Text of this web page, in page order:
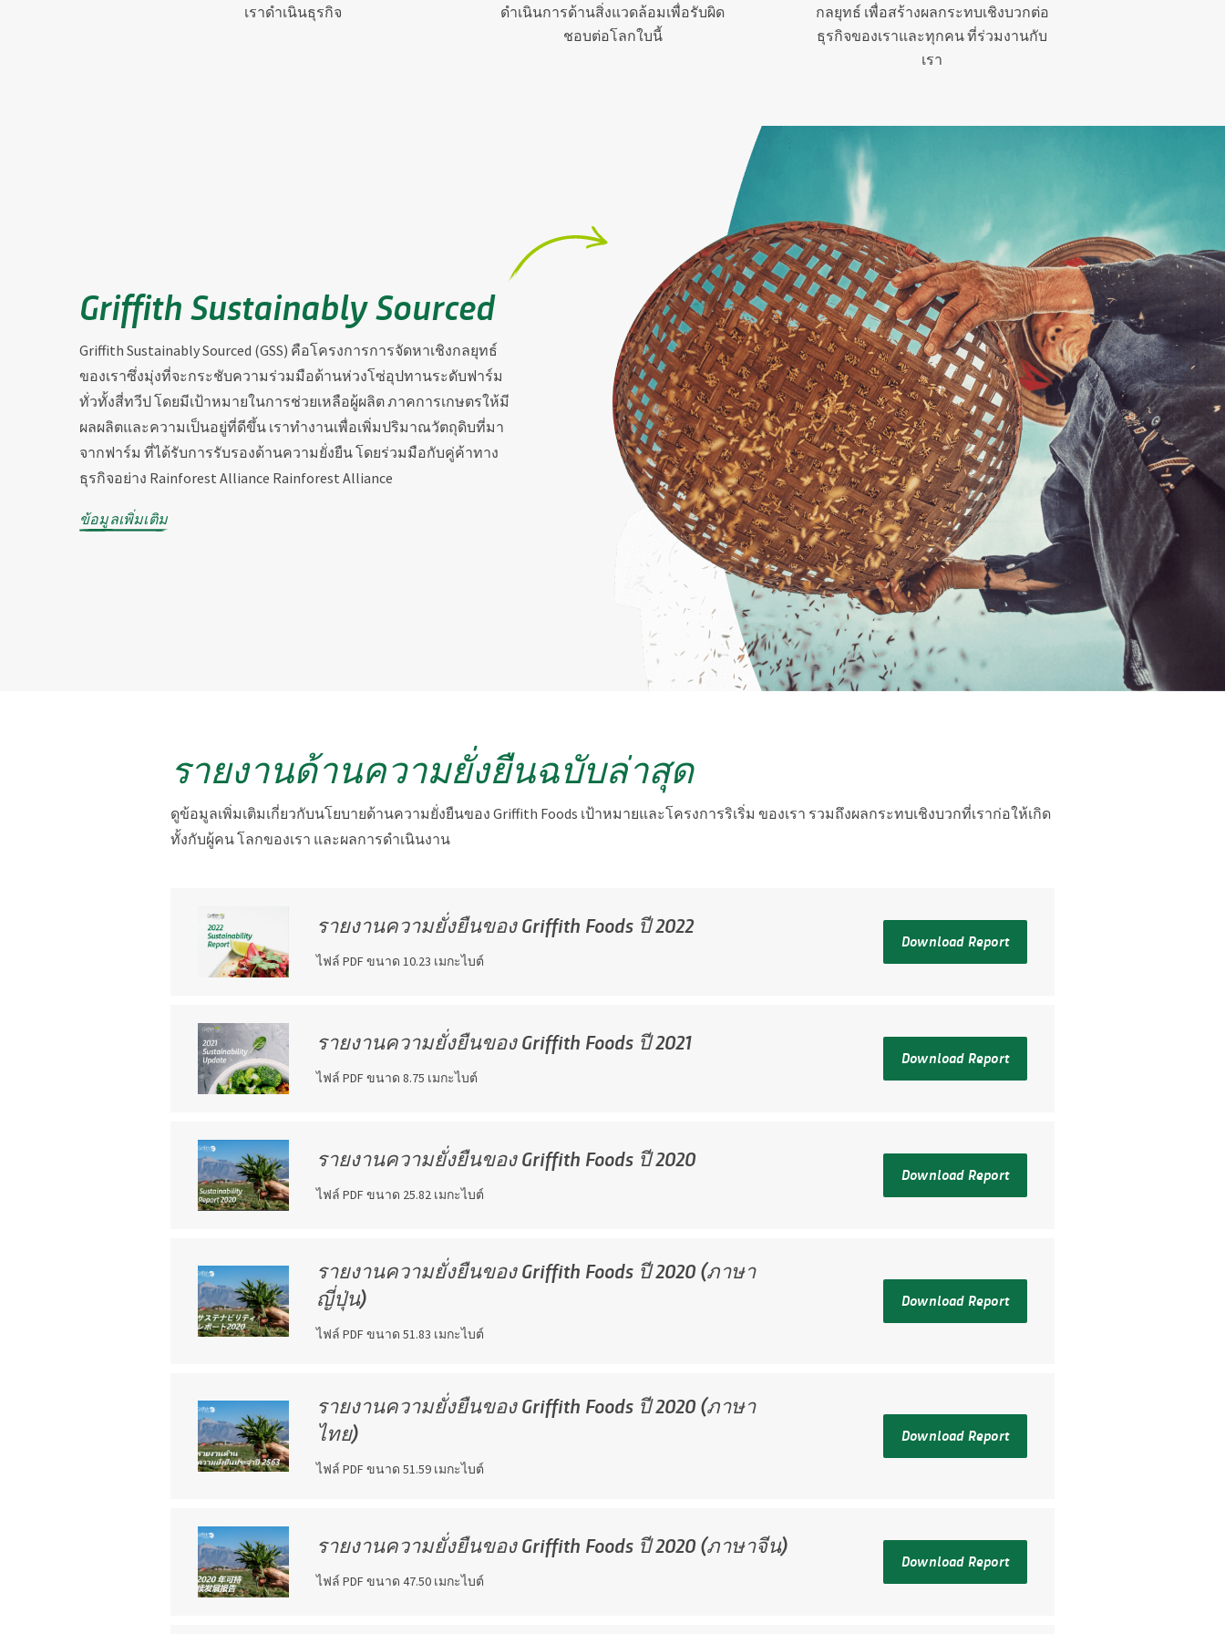
เราดำเนินธุรกิจ
ดำเนินการด้านสิ่งแวดล้อมเพื่อรับผิด
ชอบต่อโลกใบนี้
กลยุทธ์ เพื่อสร้างผลกระทบเชิงบวกต่อ
ธุรกิจของเราและทุกคน ที่ร่วมงานกับ
เรา
Griffith Sustainably Sourced
Griffith Sustainably Sourced (GSS) คือโครงการการจัดหาเชิงกลยุทธ์
ของเราซึ่งมุ่งที่จะกระชับความร่วมมือด้านห่วงโซ่อุปทานระดับฟาร์ม
ทั่วทั้งสี่ทวีป โดยมีเป้าหมายในการช่วยเหลือผู้ผลิต ภาคการเกษตรให้มี
ผลผลิตและความเป็นอยู่ที่ดีขึ้น เราทำงานเพื่อเพิ่มปริมาณวัตถุดิบที่มา
จากฟาร์ม ที่ได้รับการรับรองด้านความยั่งยืนโดยร่วมมือกับคู่ค้าทาง
ธุรกิจอย่าง Rainforest Alliance Rainforest Alliance
ข้อมูลเพิ่มเติม
รายงานด้านความยั่งยืนฉบับล่าสุด
ดูข้อมูลเพิ่มเติมเกี่ยวกับนโยบายด้านความยั่งยืนของ Griffith Foods เป้าหมายและโครงการริเริ่ม ของเรา รวมถึงผลกระทบเชิงบวกที่เราก่อให้เกิด
ทั้งกับผู้คน โลกของเรา และผลการดำเนินงาน
รายงานความยั่งยืนของ Griffith Foods ปี 2022
ไฟล์ PDF ขนาด 10.23 เมกะไบต์
Download Report
รายงานความยั่งยืนของ Griffith Foods ปี 2021
ไฟล์ PDF ขนาด 8.75 เมกะไบต์
Download Report
รายงานความยั่งยืนของ Griffith Foods ปี 2020
ไฟล์ PDF ขนาด 25.82 เมกะไบต์
Download Report
รายงานความยั่งยืนของ Griffith Foods ปี 2020 (ภาษา
ญี่ปุ่น)
ไฟล์ PDF ขนาด 51.83 เมกะไบต์
Download Report
รายงานความยั่งยืนของ Griffith Foods ปี 2020 (ภาษา
ไทย)
ไฟล์ PDF ขนาด 51.59 เมกะไบต์
Download Report
รายงานความยั่งยืนของ Griffith Foods ปี 2020 (ภาษาจีน)
ไฟล์ PDF ขนาด 47.50 เมกะไบต์
Download Report